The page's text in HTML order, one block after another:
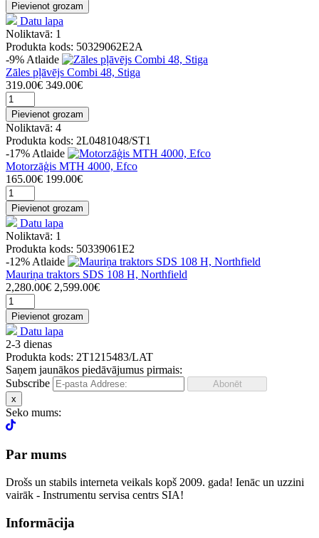
Pievienot grozam
Datu lapa
Noliktavā: 1
Produkta kods: 50329062E2A
-9% Atlaide
Zāles pļāvējs Combi 48, Stiga
319.00€ 349.00€
Pievienot grozam
Noliktavā: 4
Produkta kods: 2L0481048/ST1
-17% Atlaide
Motorzāģis MTH 4000, Efco
165.00€ 199.00€
Pievienot grozam
Datu lapa
Noliktavā: 1
Produkta kods: 50339061E2
-12% Atlaide
Mauriņa traktors SDS 108 H, Northfield
2,280.00€ 2,599.00€
Pievienot grozam
Datu lapa
2-3 dienas
Produkta kods: 2T1215483/LAT
Saņem jaunākos piedāvājumus pirmais:
Subscribe
x
Seko mums:
Par mums
Drošs un stabils interneta veikals kopš 2009. gada! Ienāc un uzzini
vairāk - Instrumentu servisa centrs SIA!
Informācija